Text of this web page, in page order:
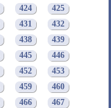
424
425
431
432
438
439
445
446
452
453
459
460
466
467